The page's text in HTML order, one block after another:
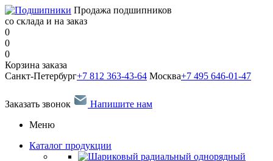
Продажа подшипников
со склада и на заказ
0
0
0
Корзина заказа
Санкт-Петербург+7 812 363-43-64 Москва+7 495 646-01-47
Заказать звонок
Напишите нам
Меню
Каталог продукции